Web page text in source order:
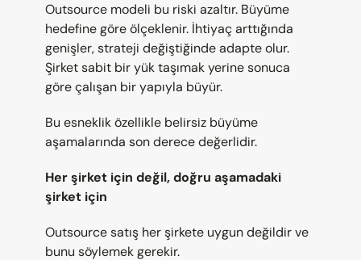
Outsource modeli bu riski azaltır. Büyüme
hedefine göre ölçeklenir. İhtiyaç arttığında
genişler, strateji değiştiğinde adapte olur.
Şirket sabit bir yük taşımak yerine sonuca
göre çalışan bir yapıyla büyür.
Bu esneklik özellikle belirsiz büyüme
aşamalarında son derece değerlidir.
Her şirket için değil, doğru aşamadaki
şirket için
Outsource satış her şirkete uygun değildir ve
bunu söylemek gerekir.